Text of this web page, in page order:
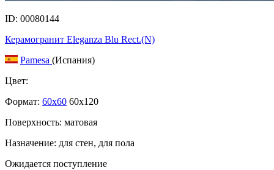
ID: 00080144
Керамогранит Eleganza Blu Rect.(N)
Pamesa (Испания)
Цвет:
Формат: 60x60 60x120
Поверхность: матовая
Назначение: для стен, для пола
Ожидается поступление